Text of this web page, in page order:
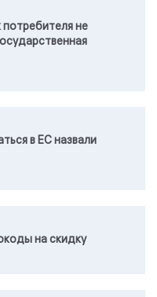
не
в ЕС назвали
на скидку